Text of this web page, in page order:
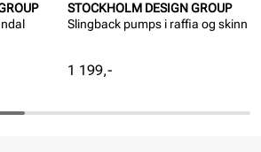
STOCKHOLM DESIGN GROUP
Slingback pumps i raffia og skinn
Pris
1 199,-